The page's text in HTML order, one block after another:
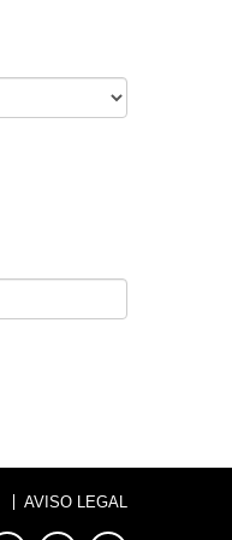
AVISO LEGAL